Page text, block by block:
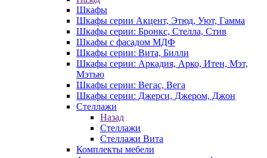
Шкафы
Шкафы серии Акцент, Этюд, Уют, Гамма
Шкафы серии: Бронкс, Стелла, Стив
Шкафы с фасадом МДФ
Шкафы серии: Вита, Билли
Шкафы серии: Аркадия, Арко, Итен, Мэт,
Мэтью
Шкафы серии: Вегас, Вега
Шкафы серии: Джерси, Джером, Джон
Стеллажи
Назад
Стеллажи
Стеллажи Вита
Комплекты мебели